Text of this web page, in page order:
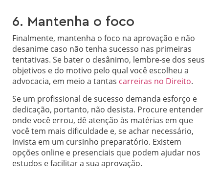
6. Mantenha o foco
Finalmente, mantenha o foco na aprovação e não
desanime caso não tenha sucesso nas primeiras
tentativas. Se bater o desânimo, lembre-se dos seus
objetivos e do motivo pelo qual você escolheu a
advocacia, em meio a tantas carreiras no Direito.
Se um profissional de sucesso demanda esforço e
dedicação, portanto, não desista. Procure entender
onde você errou, dê atenção às matérias em que
você tem mais dificuldade e, se achar necessário,
invista em um cursinho preparatório. Existem
opções online e presenciais que podem ajudar nos
estudos e facilitar a sua aprovação.